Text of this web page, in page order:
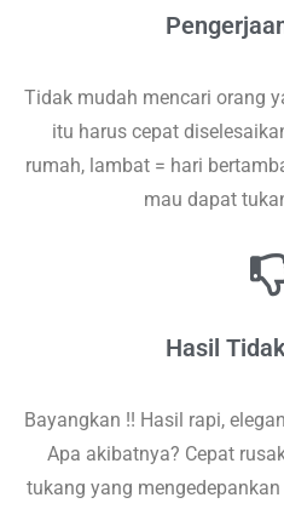
Tidak mudah mencari orang
itu harus cepat
rumah, lambat = hari
mau dapat
Hasil
Bayangkan !! Hasil rapi,
Apa akibatnya? Cepat
tukang yang